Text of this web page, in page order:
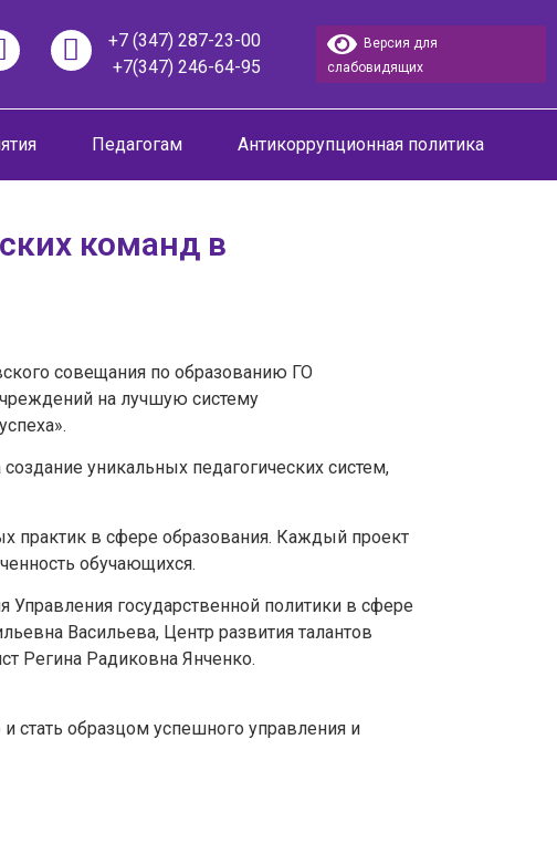
+7 (347) 287-23-00
+7(347) 246-64-95
Версия для
слабовидящих
Педагогам Антикоррупционная политика
команд в
совещания по образованию ГО
на лучшую систему
уникальных педагогических систем,
практик в сфере образования. Каждый проект
обучающихся.
государственной политики в сфере
Васильева, Центр развития талантов
Регина Радиковна Янченко.
стать образцом успешного управления и